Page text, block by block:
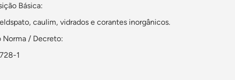
Básica:
caulim, vidrados e corantes inorgânicos.
Norma / Decreto:
1